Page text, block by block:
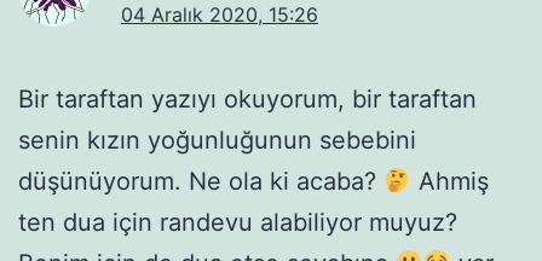
04 Aralık 2020, 15:26
Bir taraftan yazıyı okuyorum, bir taraftan
senin kızın yoğunluğunun sebebini
düşünüyorum. Ne ola ki acaba?
Ahmiş
ten dua için randevu alabiliyor muyuz?